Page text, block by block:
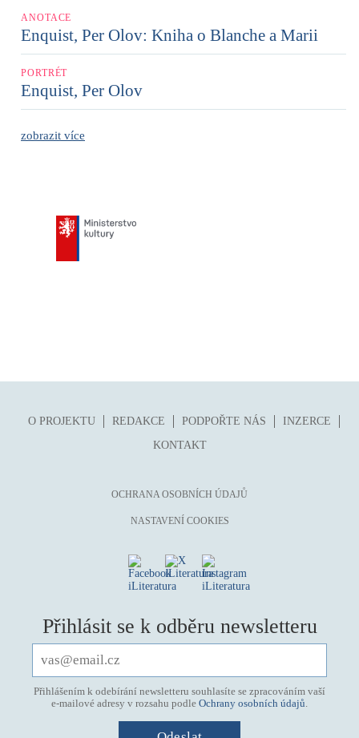
ANOTACE
Enquist, Per Olov: Kniha o Blanche a Marii
PORTRÉT
Enquist, Per Olov
zobrazit více
O PROJEKTU REDAKCE PODPOŘTE NÁS
INZERCE
KONTAKT
OCHRANA OSOBNÍCH ÚDAJŮ
NASTAVENÍ COOKIES
Přihlásit se k odběru newsletteru
Přihlášením k odebírání newsletteru souhlasíte se zpracováním vaší
e-mailové adresy v rozsahu podle Ochrany osobních údajů.